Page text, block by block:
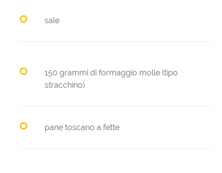
sale
150 grammi di formaggio molle (tipo
stracchino)
pane toscano a fette